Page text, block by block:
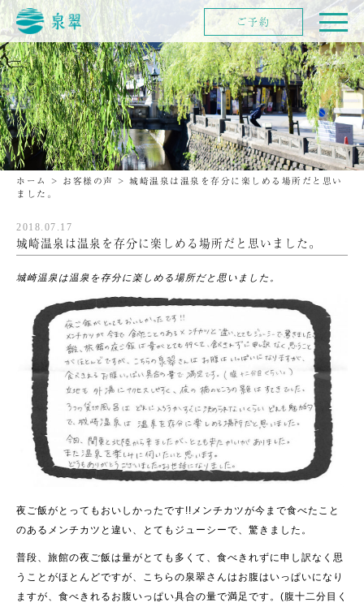
ホーム > お客様の声 > 城崎温泉は温泉を存分に楽しめる場所だと思い
ました。
2018.07.17
城崎温泉は温泉を存分に楽しめる場所だと思いました。
城崎温泉は温泉を存分に楽しめる場所だと思いました。
夜ご飯がとってもおいしかったです!!メンチカツが今まで食べたこと
のあるメンチカツと違い、とてもジューシーで、驚きました。
普段、旅館の夜ご飯は量がとても多くて、食べきれずに申し訳なく思
うことがほとんどですが、こちらの泉翠さんはお腹はいっぱいになり
ますが、食べきれる お腹いっぱい具合の量で満足です。(腹十二分目く
ご予約